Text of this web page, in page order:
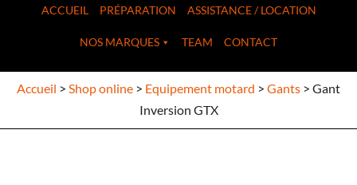
ACCUEIL PRÉPARATION ASSISTANCE / LOCATION
NOS MARQUES TEAM CONTACT
Accueil > Shop online > Equipement motard > Gants > Gant
Inversion GTX